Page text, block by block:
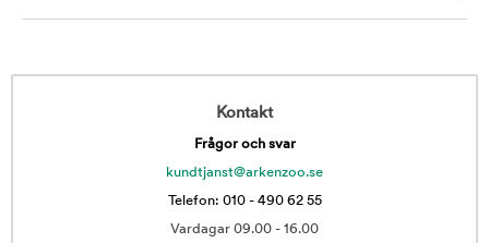
Kontakt
Frågor och svar
kundtjanst@arkenzoo.se
Telefon: 010 - 490 62 55
Vardagar 09.00 - 16.00